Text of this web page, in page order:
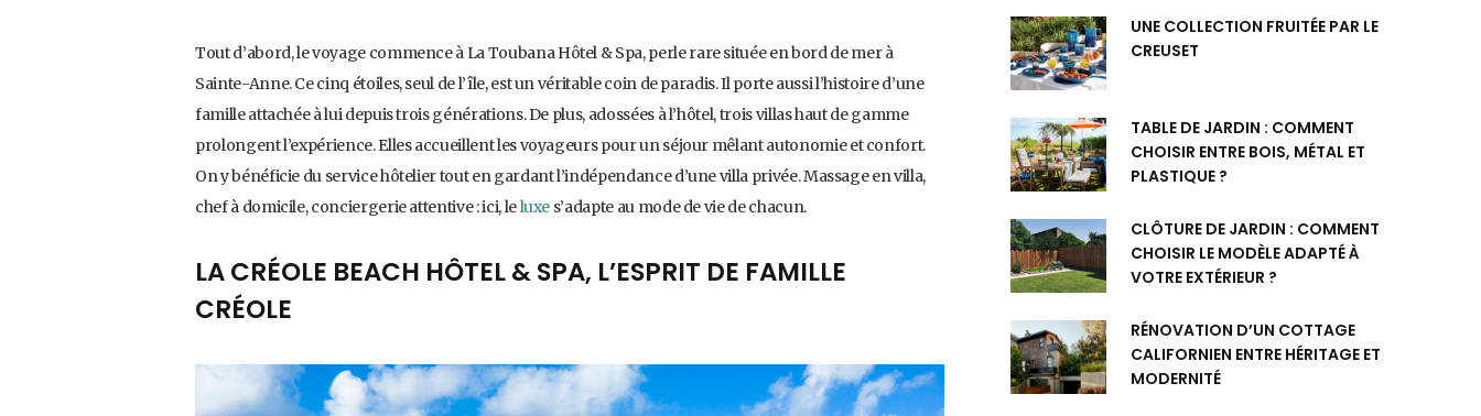
Tout d’abord, le voyage commence à La Toubana Hôtel & Spa, perle rare située en bord de mer à
Sainte-Anne. Ce cinq étoiles, seul de l’île, est un véritable coin de paradis. Il porte aussi l’histoire d’une
famille attachée à lui depuis trois générations. De plus, adossées à l’hôtel, trois villas haut de gamme
prolongent l’expérience. Elles accueillent les voyageurs pour un séjour mêlant autonomie et confort.
On y bénéficie du service hôtelier tout en gardant l’indépendance d’une villa privée. Massage en villa,
chef à domicile, conciergerie attentive : ici, leluxe s’adapte au mode de vie de chacun.
LA CRÉOLE BEACH HÔTEL & SPA, L’ESPRIT DE FAMILLE
CRÉOLE
UNE COLLECTION FRUITÉE PAR LE
CREUSET
TABLE DE JARDIN : COMMENT
CHOISIR ENTRE BOIS, MÉTAL ET
PLASTIQUE ?
CLÔTURE DE JARDIN : COMMENT
CHOISIR LE MODÈLE ADAPTÉ À
VOTRE EXTÉRIEUR ?
RÉNOVATION D’UN COTTAGE
CALIFORNIEN ENTRE HÉRITAGE ET
MODERNITÉ